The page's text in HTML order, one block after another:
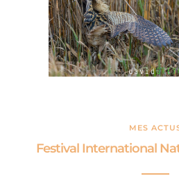
MES
Festival International